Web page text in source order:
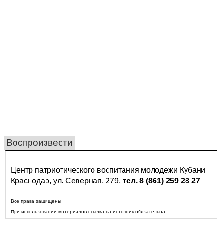
Воспроизвести
Центр патриотического воспитания молодежи Кубани
Краснодар, ул. Северная, 279, тел. 8 (861) 259 28 27
Все права защищены
При использовании материалов ссылка на источник обязательна